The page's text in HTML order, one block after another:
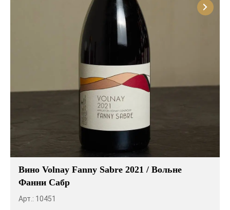
Вино Volnay Fanny Sabre 2021 / Вольне
Фанни Сабр
Арт.: 10451